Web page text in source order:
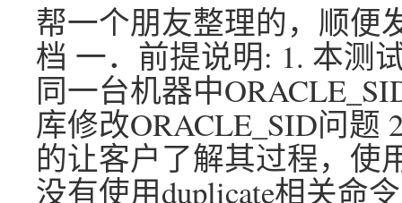
帮一个朋友整理的，顺便
档 一．前提说明: 1. 本测
同一台机器中
库修改ORACLE_SID问题
的让客户了解其过程，使
没有使用duplicate相关命